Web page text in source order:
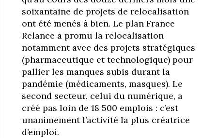
soixantaine de projets de relocalisation
ont été menés à bien. Le plan France
Relance a promu la relocalisation
notamment avec des projets stratégiques
(pharmaceutique et technologique) pour
pallier les manques subis durant la
pandémie (médicaments, masques). Le
second secteur, celui du numérique, a
créé pas loin de 18 500 emplois : c’est
unanimement l’activité la plus créatrice
d’emploi.